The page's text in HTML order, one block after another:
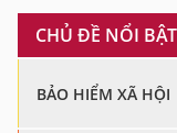
CHỦ ĐỀ NỔI BẬT
BẢO HIỂM XÃ HỘI